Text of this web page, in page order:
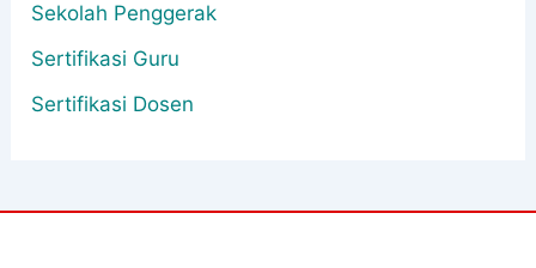
Sekolah Penggerak
Sertifikasi Guru
Sertifikasi Dosen